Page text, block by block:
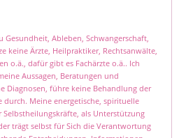
Gesundheit, Ableben, Schwanger­schaft,
keine Ärzte, Heilpraktiker, Rechtsanwälte,
o.ä., dafür gibt es Fachärzte o.ä.. Ich
Aussagen, Beratungen und
Diagnosen, führe keine Behandlung der
durch. Mei­ne energetische, spirituelle
als Un­ter­stüt­zung
trägt selbst für Sich die Verantwortung